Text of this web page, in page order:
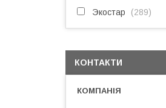
Экостар 289
КОНТАКТИ